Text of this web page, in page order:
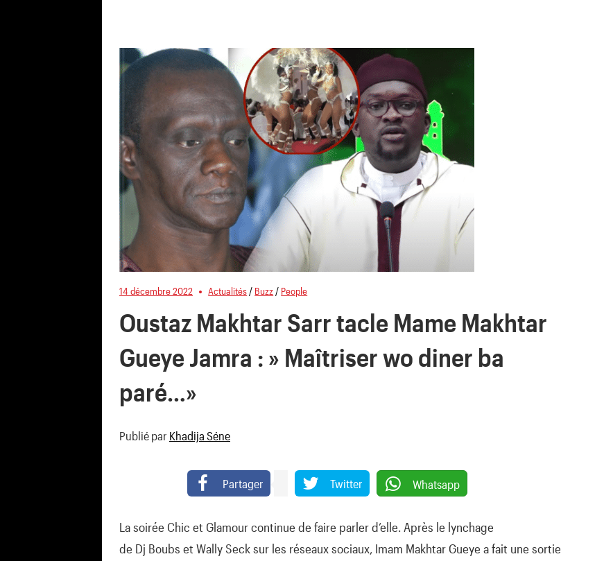
14 décembre 2022 Actualités / Buzz / People
Oustaz Makhtar Sarr tacle Mame Makhtar
Gueye Jamra : » Maîtriser wo diner ba
paré…»
Publié par Khadija Séne
Partager Twitter Whatsapp
La soirée Chic et Glamour continue de faire parler d’elle. Après le lynchage
de Dj Boubs et Wally Seck sur les réseaux sociaux, Imam Makhtar Gueye a fait une sortie